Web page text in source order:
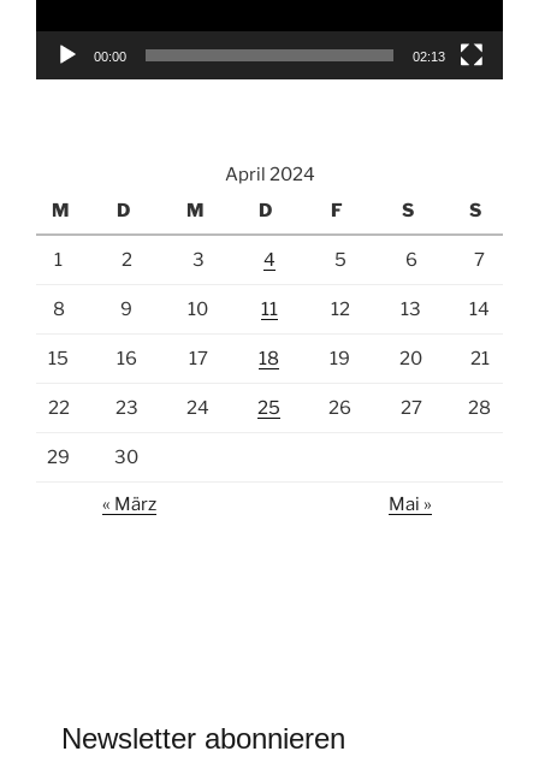
00:00 02:13
April 2024
M
D M D F S S
1 2 3 4 5 6 7
8 9 10 11 12 13 14
15 16 17 18 19 20 21
22 23 24 25 26 27 28
29 30
« März Mai »
Newsletter abonnieren